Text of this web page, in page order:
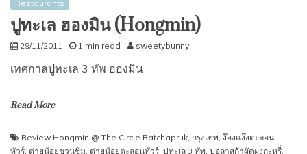
Restaurants
ปูทะเล ฮองมิน (Hongmin)
29/11/2011 1 min read sweetybunny
เทศกาลปูทะเล 3 ทัพ ฮองมิน
Read More
Review Hongmin @ The Circle Ratchapruk, กรุงเทพ, ง๊องแง๊งตะลอน
ทัวร์, ต่ายน้อยชวนชิม, ต่ายน้อยตะลอนทัวร์, ปูทะเล 3 ทัพ, ปูอลาสก้าผัดผงกะหรี่,